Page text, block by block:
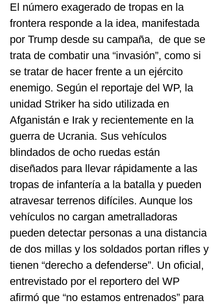
El número exagerado de tropas en la
frontera responde a la idea, manifestada
por Trump desde su campaña, de que se
trata de combatir una “invasión”, como si
se tratar de hacer frente a un ejército
enemigo. Según el reportaje del WP, la
unidad Striker ha sido utilizada en
Afganistán e Irak y recientemente en la
guerra de Ucrania. Sus vehículos
blindados de ocho ruedas están
diseñados para llevar rápidamente a las
tropas de infantería a la batalla y pueden
atravesar terrenos difíciles. Aunque los
vehículos no cargan ametralladoras
pueden detectar personas a una distancia
de dos millas y los soldados portan rifles y
tienen “derecho a defenderse”. Un oficial,
entrevistado por el reportero del WP
afirmó que “no estamos entrenados” para